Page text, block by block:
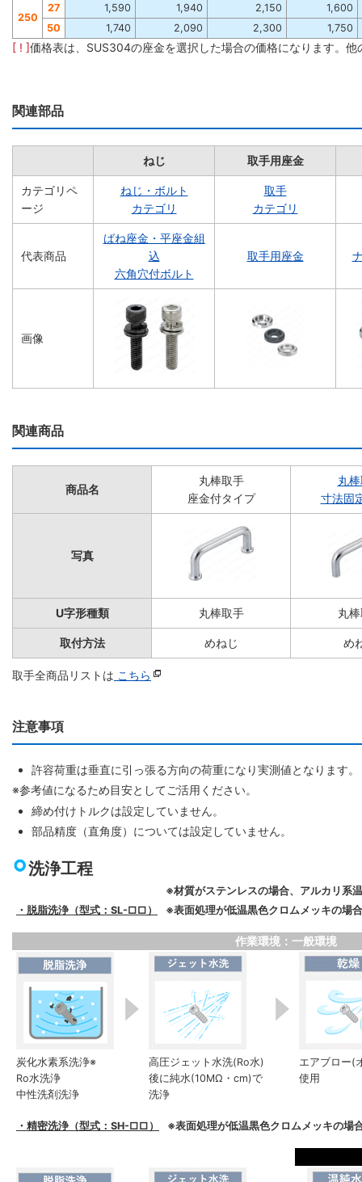
250
27 1,590 1,940 2,150
1,600
50
1,740 2,090 2,300 1,750
[ ! ]価格表は、SUS304の座金を選択した場合の価格になります。
関連部品
ねじ 取手用座金
カテゴリペ
ージ
ねじ・ボルト
カテゴリ
取手
カテゴリ
代表商品
ばね座金・平座金組
込
六角穴付ボルト
取手用座金
画像
関連商品
商品名
丸棒取手
座金付タイプ
丸
寸法固
写真
U字形種類 丸棒取手 丸
取付方法 めねじ め
取手全商品リストは こちら
注意事項
許容荷重は垂直に引っ張る方向の荷重になり実測値となります。
※参考値になるため目安としてご活用ください。
締め付けトルクは設定していません。
部品精度（直角度）については設定していません。
洗浄工程
※材質がステンレスの場合、アルカリ系
・脱脂洗浄（型式：SL-□□）
※表面処理が低温黒色クロムメッキの場
作業環境：一般環境
炭化水素系洗浄※
Ro水洗浄
中性洗剤洗浄
高圧ジェット水洗(Ro水)
後に純水(10MΩ・cm)で
洗浄
エアブロー(
使用
・精密洗浄（型式：SH-□□） ※表面処理が低温黒色クロムメッキの場